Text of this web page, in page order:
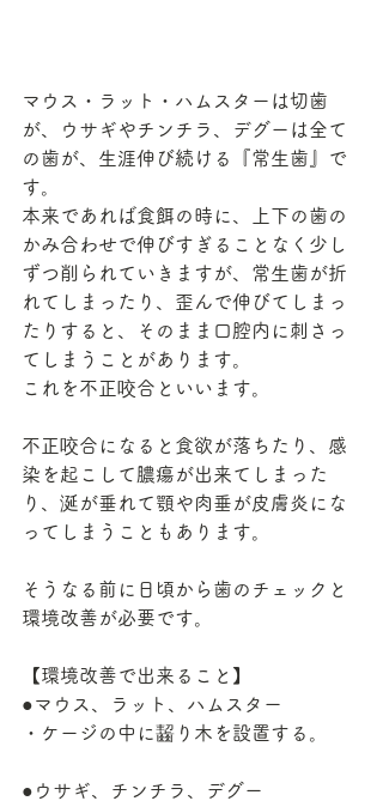
マウス・ラット・ハムスターは切歯
が、ウサギやチンチラ、デグーは全て
の歯が、生涯伸び続ける『常生歯』で
す。
本来であれば食餌の時に、上下の歯の
かみ合わせで伸びすぎることなく少し
ずつ削られていきますが、常生歯が折
れてしまったり、歪んで伸びてしまっ
たりすると、そのまま口腔内に刺さっ
てしまうことがあります。
これを不正咬合といいます。
不正咬合になると食欲が落ちたり、感
染を起こして膿瘍が出来てしまった
り、涎が垂れて顎や肉垂が皮膚炎にな
ってしまうこともあります。
そうなる前に日頃から歯のチェックと
環境改善が必要です。
【環境改善で出来ること】
●マウス、ラット、ハムスター
・ケージの中に齧り木を設置する。
●ウサギ、チンチラ、デグー